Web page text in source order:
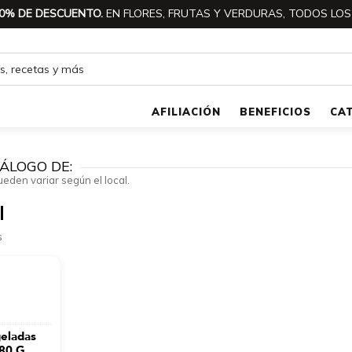
DE DESCUENTO. EN FLORES, FRUTAS Y VERDURAS, TODOS
AFILIACIÓN BENEFICIOS
DE:
variar según el local.